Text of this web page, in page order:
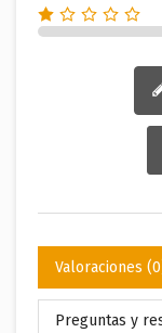
Valoraciones
Preguntas y